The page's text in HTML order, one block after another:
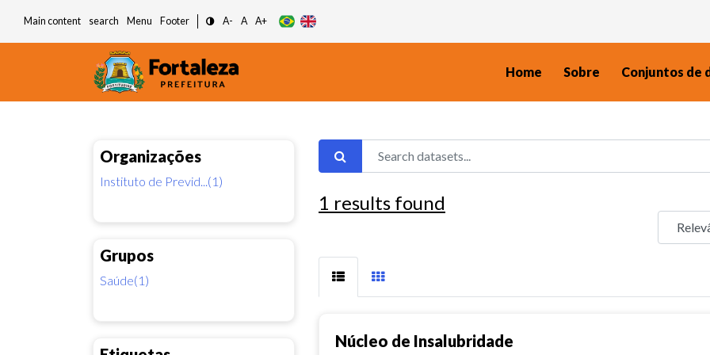
Main content search Menu Footer A- A A+
Home Sobre Conjuntos de
Organizações
Instituto de Previd...(1)
Grupos
Saúde(1)
1 results found
Núcleo de Insalubridade